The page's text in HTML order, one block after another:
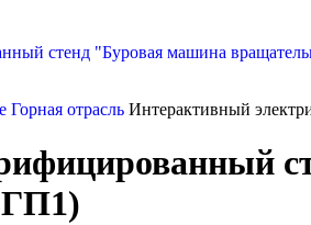
Горная отрасль Интерактивный